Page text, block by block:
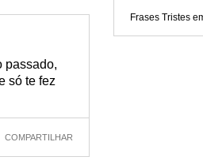
passado,
só te fez
COMPARTILHAR
Frases Tristes